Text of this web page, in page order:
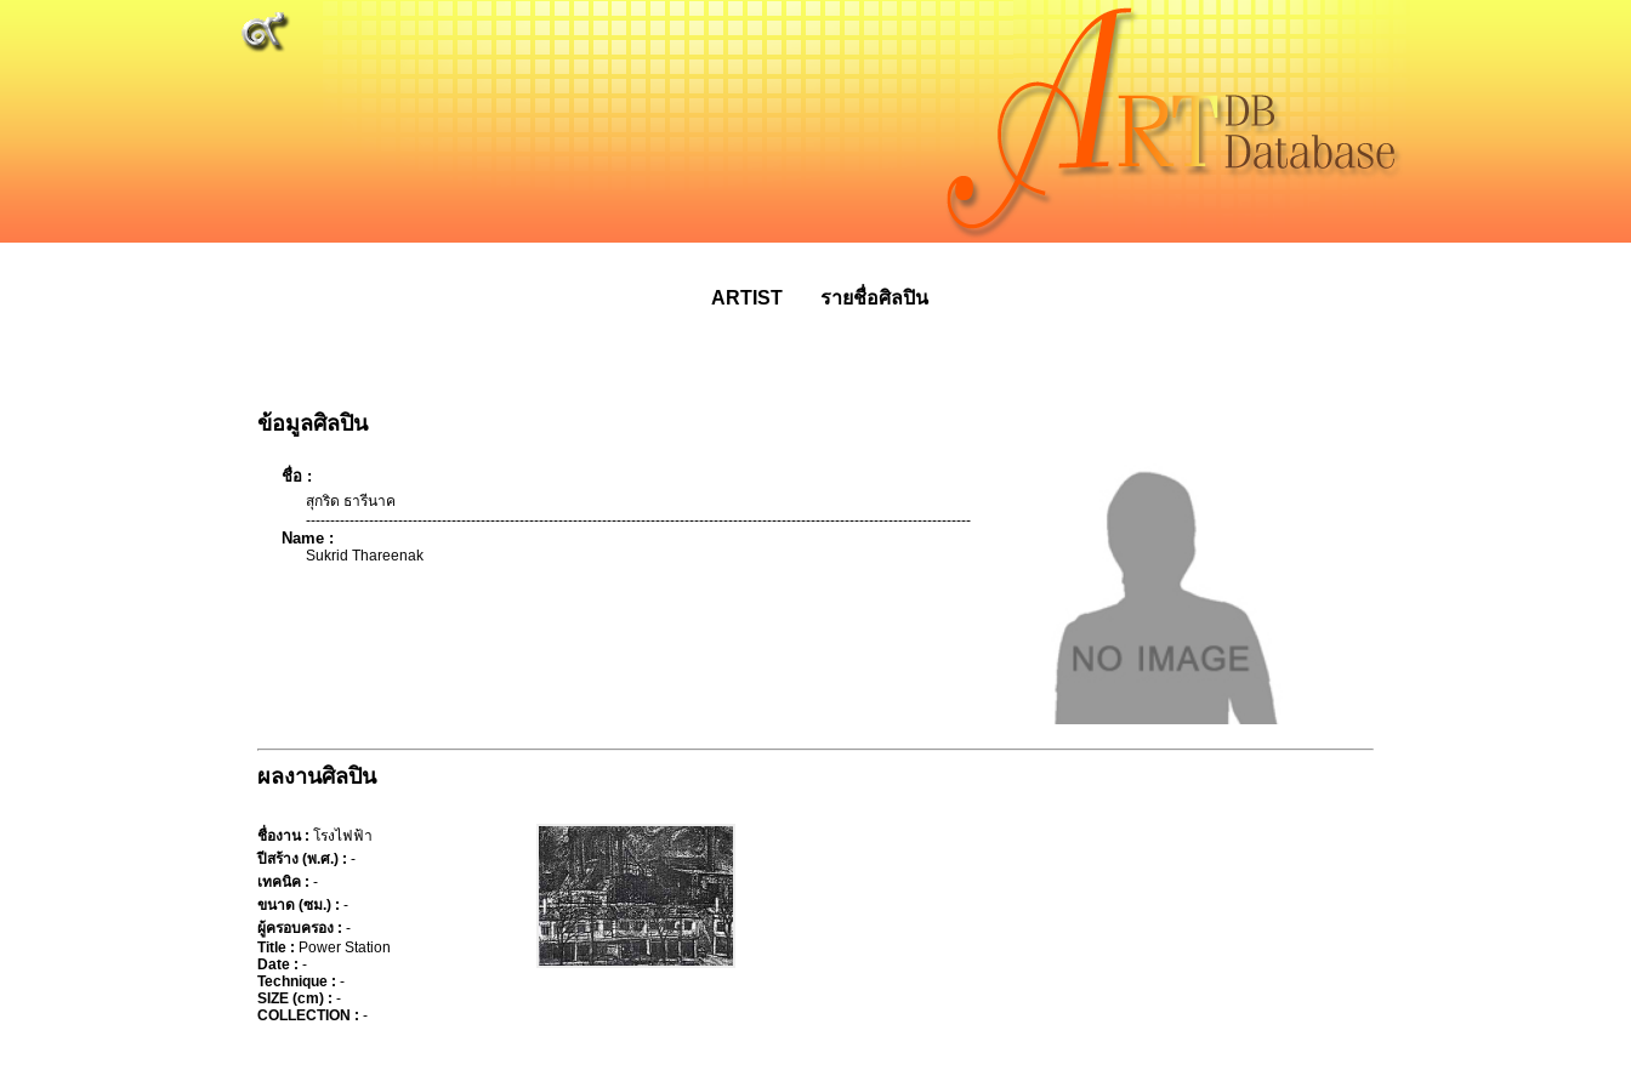
ARTIST รายชื่อศิลปิน
ข้อมูลศิลปิน
ชื่อ :
สุกริด ธารีนาค
-----------------------------------------------------------------------------------------------------------------------------------------
Name :
Sukrid Thareenak
ผลงานศิลปิน
ชื่องาน : โรงไฟฟ้า
ปีสร้าง (พ.ศ.) : -
เทคนิค : -
ขนาด (ซม.) : -
ผู้ครอบครอง : -
Title : Power Station
Date : -
Technique : -
SIZE (cm) : -
COLLECTION : -